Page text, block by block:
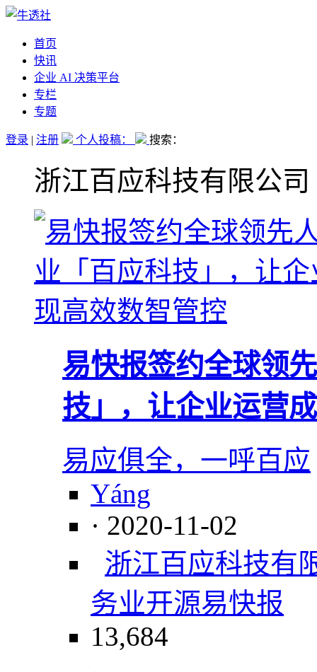
首页
快讯
企业 AI 决策平台
专栏
专题
登录 | 注册 个人投稿： 搜索：
浙江百应科技有限公司
易快报签约全球领
技」，让企业运营
易应俱全，一呼百应
Yáng
· 2020-11-02
浙江百应科技有
务业开源易快报
13,684